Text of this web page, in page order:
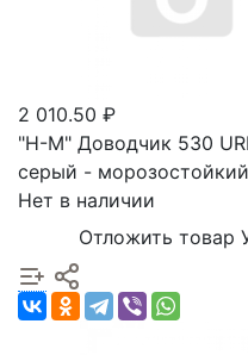
2 010.50 ₽
"Н-М" Доводчик 530
серый - морозостойкий
Нет в наличии
Отложить товар